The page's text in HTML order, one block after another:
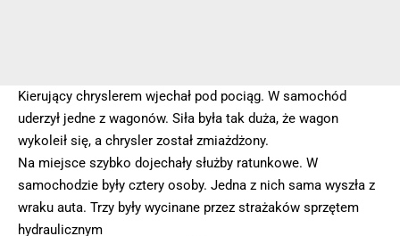
Kierujący chryslerem wjechał pod pociąg. W samochód
uderzył jedne z wagonów. Siła była tak duża, że wagon
wykoleił się, a chrysler został zmiażdżony.
Na miejsce szybko dojechały służby ratunkowe. W
samochodzie były cztery osoby. Jedna z nich sama wyszła z
wraku auta. Trzy były wycinane przez strażaków sprzętem
hydraulicznym